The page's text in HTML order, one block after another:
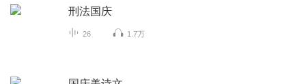
刑法国庆
26 1.7万